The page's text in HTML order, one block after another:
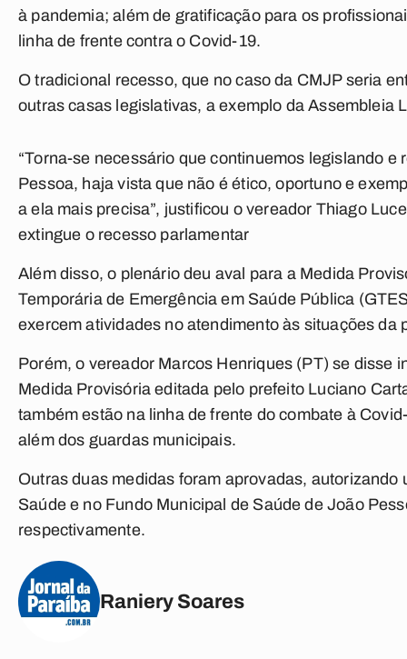
à pandemia; além de gratificação para os
linha de frente contra o Covid-19.
O tradicional recesso, que no caso da CMJP seria
outras casas legislativas, a exemplo da Assembleia
“Torna-se necessário que continuemos legislando
Pessoa, haja vista que não é ético, oportuno e
a ela mais precisa”, justificou o vereador Thiago
extingue o recesso parlamentar
Além disso, o plenário deu aval para a Medida
Temporária de Emergência em Saúde Pública
exercem atividades no atendimento às situações da
Porém, o vereador Marcos Henriques (PT) se disse
Medida Provisória editada pelo prefeito Luciano
também estão na linha de frente do combate à
além dos guardas municipais.
Outras duas medidas foram aprovadas,
Saúde e no Fundo Municipal de Saúde de João
respectivamente.
Raniery Soares